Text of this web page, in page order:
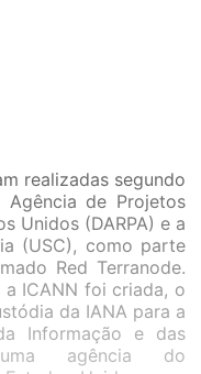
realizadas segundo
de Projetos
Unidos (DARPA) e a
(USC), como parte
Red Terranode.
a ICANN foi criada, o
da IANA para a
Informação e das
uma agência do